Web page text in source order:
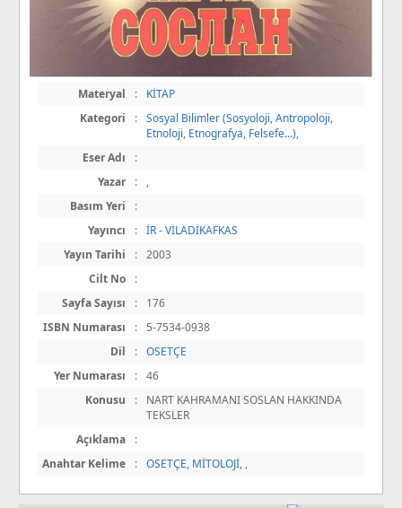
Materyal :
KİTAP
Kategori
: Sosyal Bilimler (Sosyoloji,Antropoloji,
Etnoloji, Etnografya, Felsefe...),
Eser Adı
:
Yazar
:
,
Basım Yeri
:
Yayıncı
: İR - VİLADİKAFKAS
Yayın Tarihi
: 2003
Cilt No
:
Sayfa Sayısı
:
176
ISBN Numarası
:
5-7534-0938
Dil
: OSETÇE
Yer Numarası
: 46
Konusu
:
NART KAHRAMANI SOSLAN HAKKINDA
TEKSLER
Açıklama
:
Anahtar Kelime
: OSETÇE, MİTOLOJİ, ,